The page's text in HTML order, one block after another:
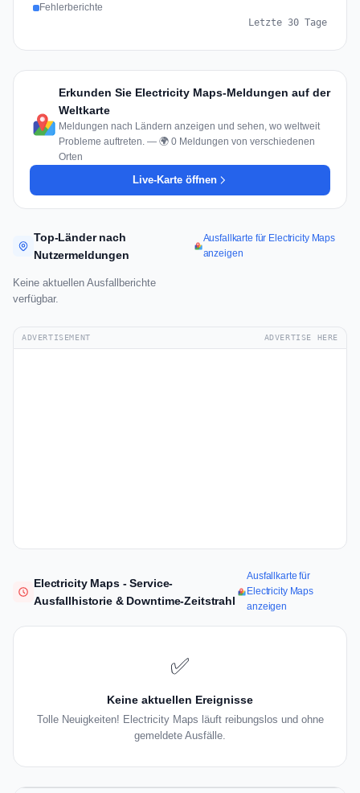
Fehlerberichte
Letzte 30 Tage
Erkunden Sie Electricity Maps-Meldungen auf der
Weltkarte
Meldungen nach Ländern anzeigen und sehen, wo weltweit
Probleme auftreten. — 🌍 0 Meldungen von verschiedenen
Orten
Live-Karte öffnen
Top-Länder nach
Nutzermeldungen
Ausfallkarte für Electricity Maps
anzeigen
Keine aktuellen Ausfallberichte
verfügbar.
ADVERTISEMENT ADVERTISE HERE
Electricity Maps - Service-
Ausfallhistorie & Downtime-Zeitstrahl
Ausfallkarte für
Electricity Maps
anzeigen
✅
Keine aktuellen Ereignisse
Tolle Neuigkeiten! Electricity Maps läuft reibungslos und ohne
gemeldete Ausfälle.